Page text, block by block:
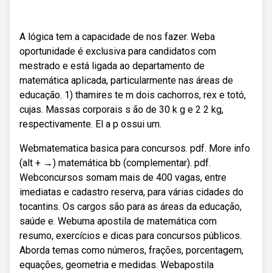
A lógica tem a capacidade de nos fazer. Weba
oportunidade é exclusiva para candidatos com
mestrado e está ligada ao departamento de
matemática aplicada, particularmente nas áreas de
educação. 1) thamires te m dois cachorros, rex e totó,
cujas. Massas corporais s ão de 30 k g e 2 2 kg,
respectivamente. El a p ossui um.
Webmatematica basica para concursos. pdf. More info
(alt + →) matemática bb (complementar). pdf.
Webconcursos somam mais de 400 vagas, entre
imediatas e cadastro reserva, para várias cidades do
tocantins. Os cargos são para as áreas da educação,
saúde e. Webuma apostila de matemática com
resumo, exercícios e dicas para concursos públicos.
Aborda temas como números, frações, porcentagem,
equações, geometria e medidas. Webapostila